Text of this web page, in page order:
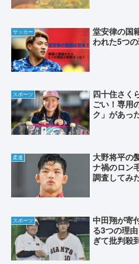
サッカー
堂安律の国
われた5つ
スポーツ
四十住さく
ごい！専用
ク」があっ
柔道
大野将平の
ナ禍のロン
調査してみ
スポーツ
中田翔が寄
る3つの理
ぎて批判殺